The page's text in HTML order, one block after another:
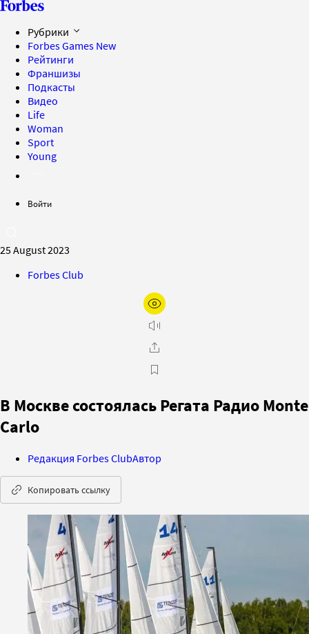
Рубрики
Forbes Games New
Рейтинги
Франшизы
Подкасты
Видео
Life
Woman
Sport
Young
Войти
25 August 2023
Forbes Club
В Москве состоялась Регата Радио Monte
Carlo
Редакция Forbes ClubАвтор
Копировать ссылку